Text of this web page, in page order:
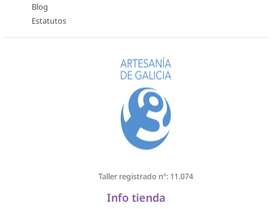
Blog
Estatutos
Taller registrado nº: 11.074
Info tienda